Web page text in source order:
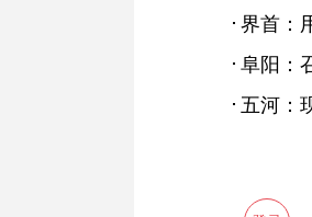
界首：
阜阳：
五河：